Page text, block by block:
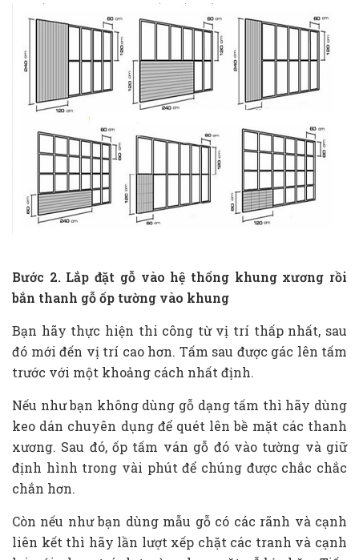
Bước 2. Lắp đặt gỗ vào hệ thống khung xương rồi
bắn thanh gỗ ốp tường vào khung
Bạn hãy thực hiện thi công từ vị trí thấp nhất, sau
đó mới đến vị trí cao hơn. Tấm sau được gác lên tấm
trước với một khoảng cách nhất định.
Nếu như bạn không dùng gỗ dạng tấm thì hãy dùng
keo dán chuyên dụng để quét lên bề mặt các thanh
xương. Sau đó, ốp tấm ván gỗ đó vào tường và giữ
định hình trong vài phút để chúng được chắc chắc
chắn hơn.
Còn nếu như bạn dùng mẫu gỗ có các rãnh và cạnh
liên kết thì hãy lần lượt xếp chặt các tranh và cạnh